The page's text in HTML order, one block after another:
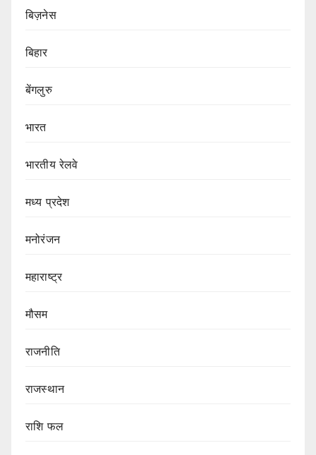
बिज़नेस
बिहार
बेंगलुरु
भारत
भारतीय रेलवे
मध्य प्रदेश
मनोरंजन
महाराष्ट्र
मौसम
राजनीति
राजस्थान
राशि फल